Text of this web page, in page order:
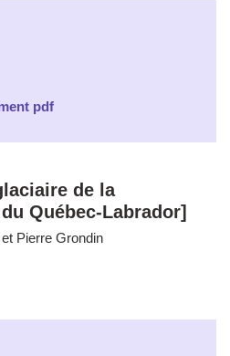
pdf
de la
Québec-Labrador]
Pierre Grondin